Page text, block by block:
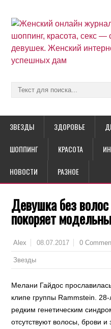
ЗВЕЗДЫ ЗДОРОВЬЕ
ШОППИНГ КРАСОТА
НОВОСТИ РАЗНОЕ
Девушка без
покоряет
Alex 08.07.2017 0
Звезды
Мелани Гайдос
клипе группы Rammstein.
редким генетическим
отсутствуют волосы, брови